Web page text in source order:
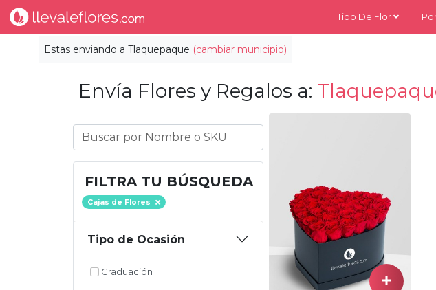
Estas enviando a Tlaquepaque (cambiar municipio)
Tipo De Flor
Envía Flores y Regalos a:
FILTRA TU BÚSQUEDA
Cajas de Flores
Tipo de Ocasión
Graduación